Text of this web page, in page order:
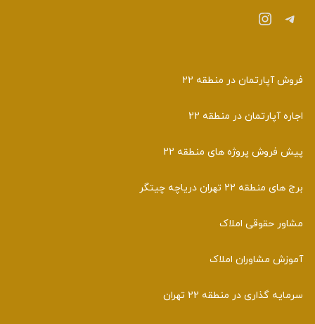
فروش آپارتمان در منطقه 22
اجاره آپارتمان در منطقه 22
پیش فروش پروژه های منطقه 22
برج های منطقه 22 تهران دریاچه چیتگر
مشاور حقوقی املاک
آموزش مشاوران املاک
سرمایه گذاری در منطقه 22 تهران